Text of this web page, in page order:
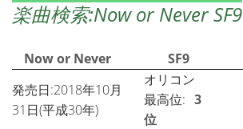
楽曲検索:Now or Never SF9
Now or Never
SF9
発売日:2018年10月
31日(平成30年)
オリコン
最高位: 3
位